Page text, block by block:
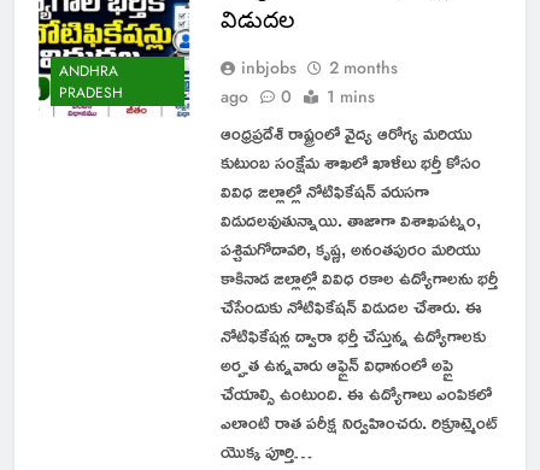
ANDHRA
PRADESH
విడుదల
inbjobs
2 months
ago
0 1 mins
ఆంధ్రప్రదేశ్ రాష్ట్రంలో వైద్య ఆరోగ్య మరియు
కుటుంబ సంక్షేమ శాఖలో ఖాళీలు భర్తీ కోసం
వివిధ జిల్లాల్లో నోటిఫికేషన్ వరుసగా
విడుదలవుతున్నాయి. తాజాగా విశాఖపట్నం,
పశ్చిమగోదావరి, కృష్ణ, అనంతపురం మరియు
కాకినాడ జిల్లాల్లో వివిధ రకాల ఉద్యోగాలను భర్తీ
చేసేందుకు నోటిఫికేషన్ విడుదల చేశారు. ఈ
నోటిఫికేషన్ల ద్వారా భర్తీ చేస్తున్న ఉద్యోగాలకు
అర్హత ఉన్నవారు ఆఫ్లైన్ విధానంలో అప్లై
చేయాల్సి ఉంటుంది. ఈ ఉద్యోగాలు ఎంపికలో
ఎలాంటి రాత పరీక్ష నిర్వహించరు. రిక్రూట్మెంట్
యొక్క పూర్తి…